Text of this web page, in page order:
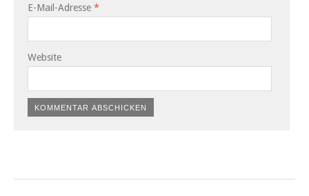
E-Mail-Adresse *
Website